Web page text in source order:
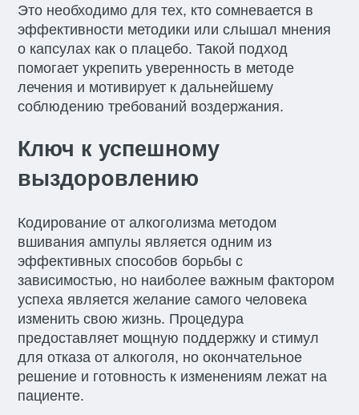
Это необходимо для тех, кто сомневается в
эффективности методики или слышал мнения
о капсулах как о плацебо. Такой подход
помогает укрепить уверенность в методе
лечения и мотивирует к дальнейшему
соблюдению требований воздержания.
Ключ к успешному
выздоровлению
Кодирование от алкоголизма методом
вшивания ампулы является одним из
эффективных способов борьбы с
зависимостью, но наиболее важным фактором
успеха является желание самого человека
изменить свою жизнь. Процедура
предоставляет мощную поддержку и стимул
для отказа от алкоголя, но окончательное
решение и готовность к изменениям лежат на
пациенте.